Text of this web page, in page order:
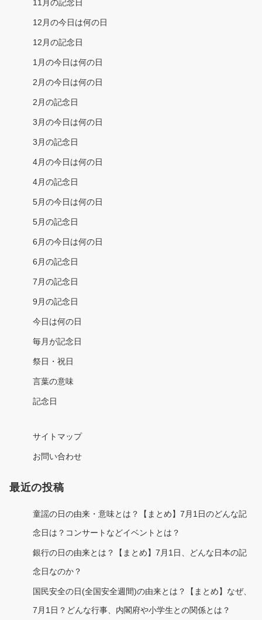
11月の記念日
12月の今日は何の日
12月の記念日
1月の今日は何の日
2月の今日は何の日
2月の記念日
3月の今日は何の日
3月の記念日
4月の今日は何の日
4月の記念日
5月の今日は何の日
5月の記念日
6月の今日は何の日
6月の記念日
7月の記念日
9月の記念日
今日は何の日
毎月が記念日
祭日・祝日
言葉の意味
記念日
サイトマップ
お問い合わせ
最近の投稿
童謡の日の由来・意味とは？【まとめ】7月1日のどんな記
念日は？コンサートなどイベントとは？
銀行の日の由来とは？【まとめ】7月1日、どんな日本の記
念日なのか？
国民安全の日(全国安全週間)の由来とは？【まとめ】なぜ、
7月1日？どんな行事、内閣府や小学生との関係とは？